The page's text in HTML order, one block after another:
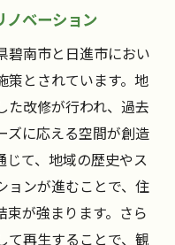
ノベーション
碧南市と日進市におい
策とされています。地
た改修が行われ、過去
ズに応える空間が創造
じて、地域の歴史やス
ョンが進むことで、住
が強まります。さら
て再生することで、観